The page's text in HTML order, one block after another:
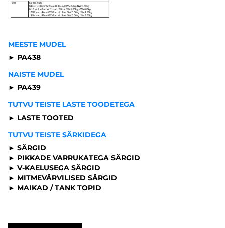
MEESTE MUDEL
► PA438
NAISTE MUDEL
► PA439
TUTVU TEISTE LASTE TOODETEGA
► LASTE TOOTED
TUTVU TEISTE SÄRKIDEGA
► SÄRGID
► PIKKADE VARRUKATEGA SÄRGID
► V-KAELUSEGA SÄRGID
► MITMEVÄRVILISED SÄRGID
► MAIKAD / TANK TOPID